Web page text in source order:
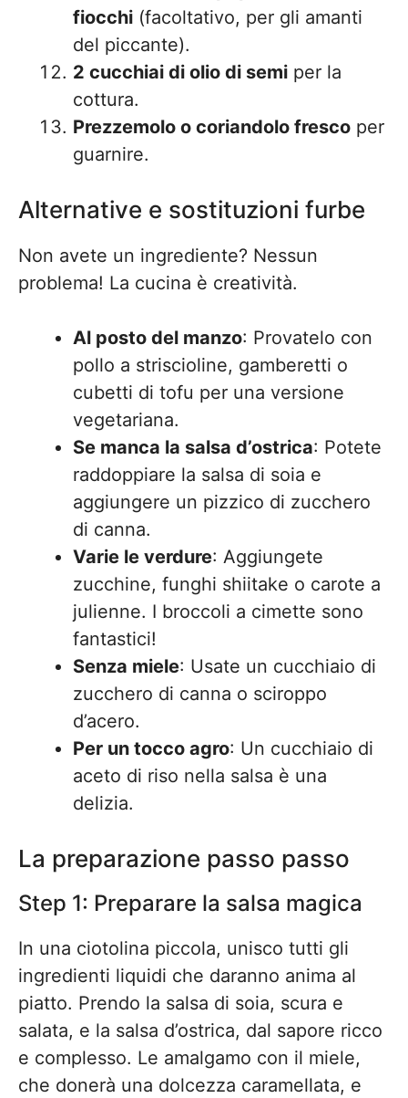
fiocchi (facoltativo, per gli amanti
del piccante).
2 cucchiai di olio di semi per la
cottura.
Prezzemolo o coriandolo fresco per
guarnire.
Alternative e sostituzioni furbe
Non avete un ingrediente? Nessun
problema! La cucina è creatività.
Al posto del manzo: Provatelo con
pollo a striscioline, gamberetti o
cubetti di tofu per una versione
vegetariana.
Se manca la salsa d’ostrica: Potete
raddoppiare la salsa di soia e
aggiungere un pizzico di zucchero
di canna.
Varie le verdure: Aggiungete
zucchine, funghi shiitake o carote a
julienne. I broccoli a cimette sono
fantastici!
Senza miele: Usate un cucchiaio di
zucchero di canna o sciroppo
d’acero.
Per un tocco agro: Un cucchiaio di
aceto di riso nella salsa è una
delizia.
La preparazione passo passo
Step 1: Preparare la salsa magica
In una ciotolina piccola, unisco tutti gli
ingredienti liquidi che daranno anima al
piatto. Prendo la salsa di soia, scura e
salata, e la salsa d’ostrica, dal sapore ricco
e complesso. Le amalgamo con il miele,
che donerà una dolcezza caramellata, e